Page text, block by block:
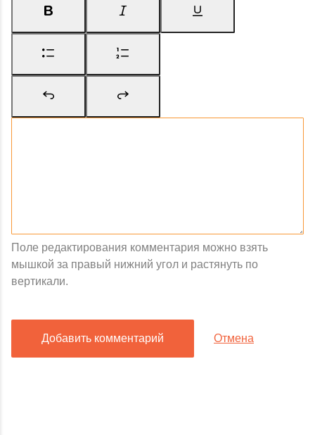
Поле редактирования комментария можно взять
мышкой за правый нижний угол и растянуть по
вертикали.
Добавить комментарий Отмена